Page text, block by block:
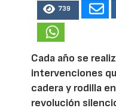
739
Cada año se
intervenciones
cadera y rodilla
revolución